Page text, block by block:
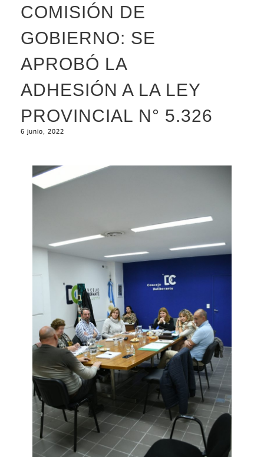
COMISIÓN DE
GOBIERNO: SE
APROBÓ LA
ADHESIÓN A LA LEY
PROVINCIAL N° 5.326
6 junio, 2022